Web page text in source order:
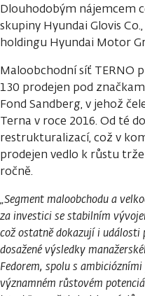
Dlouhodobým nájemcem
skupiny Hyundai Glovis
holdingu Hyundai Motor
Maloobchodní síť TERNO
130 prodejen pod
Fond Sandberg, v jehož
Terna v roce 2016. Od té
restrukturalizací, což v
prodejen vedlo k růstu
ročně.
„Segment maloobchodu a
za investici se stabilním
což ostatně dokazují i události
dosažené výsledky
Fedorem, spolu s
významném růstovém